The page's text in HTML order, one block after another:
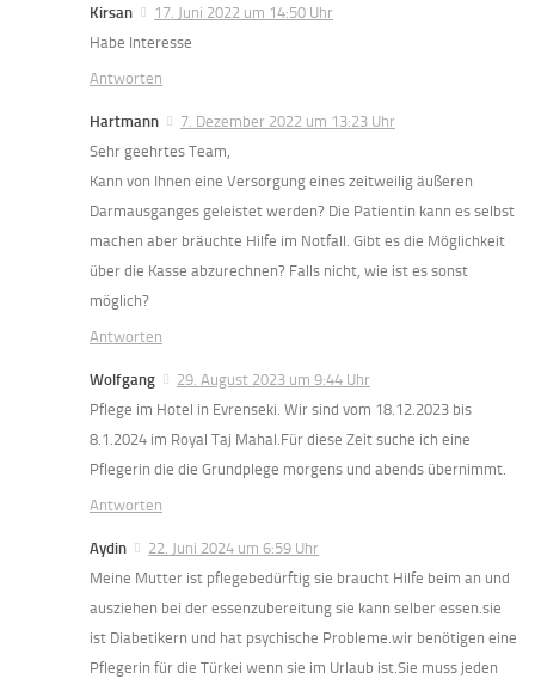
Kirsan
17. Juni 2022 um 14:50 Uhr
Habe Interesse
Antworten
Hartmann
7. Dezember 2022 um 13:23 Uhr
Sehr geehrtes Team,
Kann von Ihnen eine Versorgung eines zeitweilig äußeren
Darmausganges geleistet werden? Die Patientin kann es selbst
machen aber bräuchte Hilfe im Notfall. Gibt es die Möglichkeit
über die Kasse abzurechnen? Falls nicht, wie ist es sonst
möglich?
Antworten
Wolfgang
29. August 2023 um 9:44 Uhr
Pflege im Hotel in Evrenseki. Wir sind vom 18.12.2023 bis
8.1.2024 im Royal Taj Mahal.Für diese Zeit suche ich eine
Pflegerin die die Grundplege morgens und abends übernimmt.
Antworten
Aydin
22. Juni 2024 um 6:59 Uhr
Meine Mutter ist pflegebedürftig sie braucht Hilfe beim an und
ausziehen bei der essenzubereitung sie kann selber essen.sie
ist Diabetikern und hat psychische Probleme.wir benötigen eine
Pflegerin für die Türkei wenn sie im Urlaub ist.Sie muss jeden